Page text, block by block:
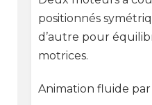
positionnés
d’autre pour
motrices.
Animation fluide